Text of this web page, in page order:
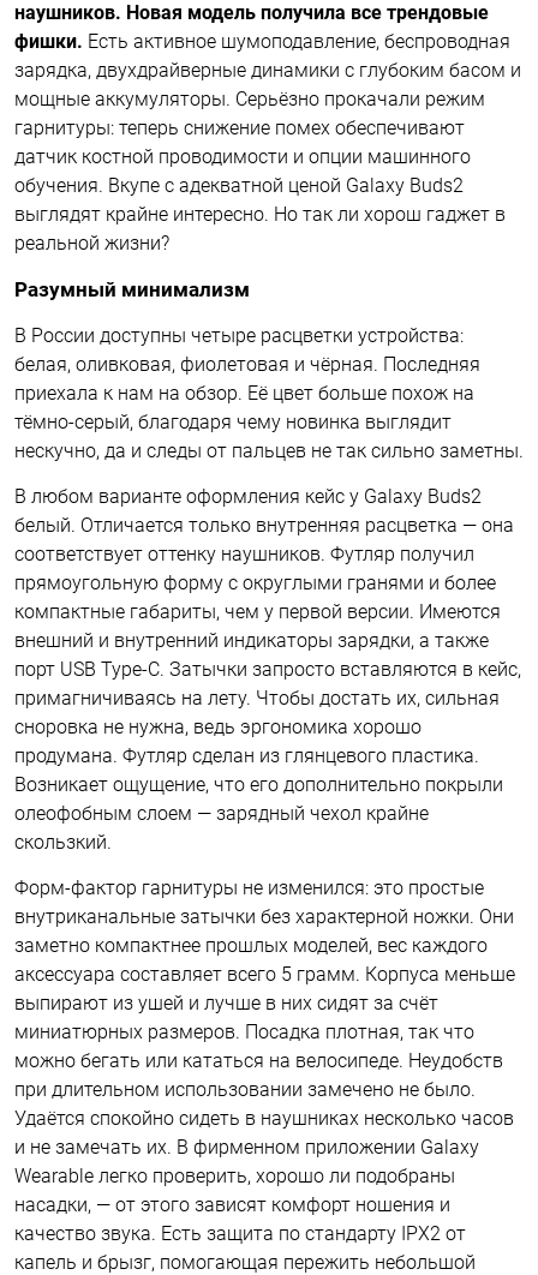
наушников. Новая модель получила все трендовые
фишки. Есть активное шумоподавление, беспроводная
зарядка, двухдрайверные динамики с глубоким басом и
мощные аккумуляторы. Серьёзно прокачали режим
гарнитуры: теперь снижение помех обеспечивают
датчик костной проводимости и опции машинного
обучения. Вкупе с адекватной ценой Galaxy Buds2
выглядят крайне интересно. Но так ли хорош гаджет в
реальной жизни?
Разумный минимализм
В России доступны четыре расцветки устройства:
белая, оливковая, фиолетовая и чёрная. Последняя
приехала к нам на обзор. Её цвет больше похож на
тёмно-серый, благодаря чему новинка выглядит
нескучно, да и следы от пальцев не так сильно заметны.
В любом варианте оформления кейс у Galaxy Buds2
белый. Отличается только внутренняя расцветка — она
соответствует оттенку наушников. Футляр получил
прямоугольную форму с округлыми гранями и более
компактные габариты, чем у первой версии. Имеются
внешний и внутренний индикаторы зарядки, а также
порт USB Type-C. Затычки запросто вставляются в кейс,
примагничиваясь на лету. Чтобы достать их, сильная
сноровка не нужна, ведь эргономика хорошо
продумана. Футляр сделан из глянцевого пластика.
Возникает ощущение, что его дополнительно покрыли
олеофобным слоем — зарядный чехол крайне
скользкий.
Форм-фактор гарнитуры не изменился: это простые
внутриканальные затычки без характерной ножки. Они
заметно компактнее прошлых моделей, вес каждого
аксессуара составляет всего 5 грамм. Корпуса меньше
выпирают из ушей и лучше в них сидят за счёт
миниатюрных размеров. Посадка плотная, так что
можно бегать или кататься на велосипеде. Неудобств
при длительном использовании замечено не было.
Удаётся спокойно сидеть в наушниках несколько часов
и не замечать их. В фирменном приложении Galaxy
Wearable легко проверить, хорошо ли подобраны
насадки, — от этого зависят комфорт ношения и
качество звука. Есть защита по стандарту IPX2 от
капель и брызг, помогающая пережить небольшой